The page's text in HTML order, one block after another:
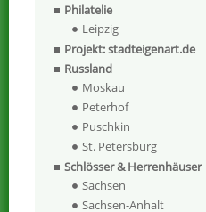
Philatelie
Leipzig
Projekt: stadteigenart.de
Russland
Moskau
Peterhof
Puschkin
St. Petersburg
Schlösser & Herrenhäuser
Sachsen
Sachsen-Anhalt